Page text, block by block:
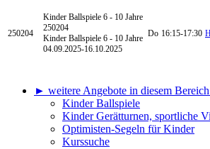
250204
Kinder Ballspiele 6 - 10 Jahre
250204
Kinder Ballspiele 6 - 10 Jahre
04.09.2025-16.10.2025
Do 16:15-17:30
► weitere Angebote in diesem
Kinder Ballspiele
Kinder Gerätturnen, sportliche
Optimisten-Segeln für Kinder
Kurssuche